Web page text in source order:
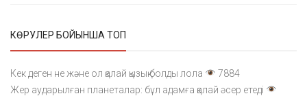
КӨРУЛЕР БОЙЫНША ТОП
Кек деген не және ол қалай қызық болды лола
7884
Жер аударылған планеталар: бұл адамға қалай әсер етеді